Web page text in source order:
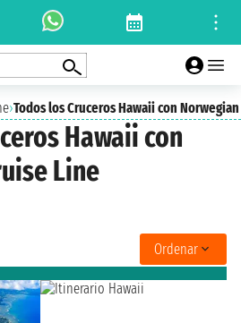
›Todos los Cruceros Hawaii con
Hawaii con
Line
Ordenar